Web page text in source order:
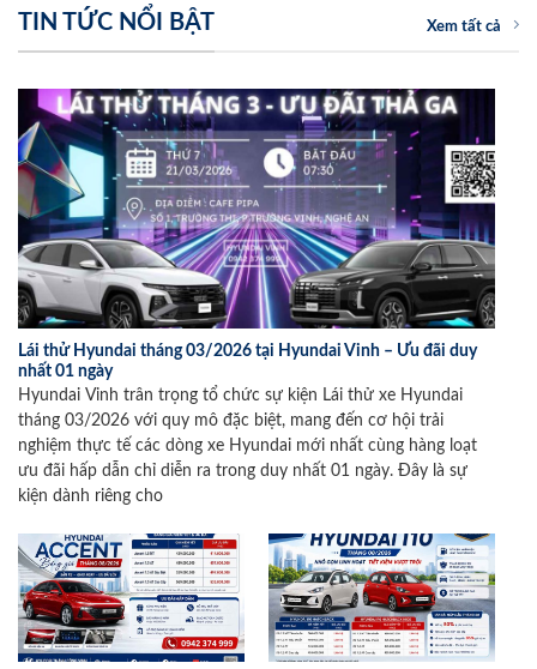
TIN TỨC NỔI BẬT Xem tất cả
Lái thử Hyundai tháng 03/2026 tại Hyundai Vinh – Ưu đãi duy
nhất 01 ngày
Hyundai Vinh trân trọng tổ chức sự kiện Lái thử xe Hyundai
tháng 03/2026 với quy mô đặc biệt, mang đến cơ hội trải
nghiệm thực tế các dòng xe Hyundai mới nhất cùng hàng loạt
ưu đãi hấp dẫn chỉ diễn ra trong duy nhất 01 ngày. Đây là sự
kiện dành riêng cho